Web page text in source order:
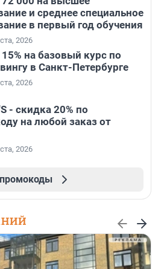
и среднее специальное
в первый год обучения
2026
на базовый курс по
в Санкт-Петербурге
2026
- скидка 20% по
на любой заказ от
2026